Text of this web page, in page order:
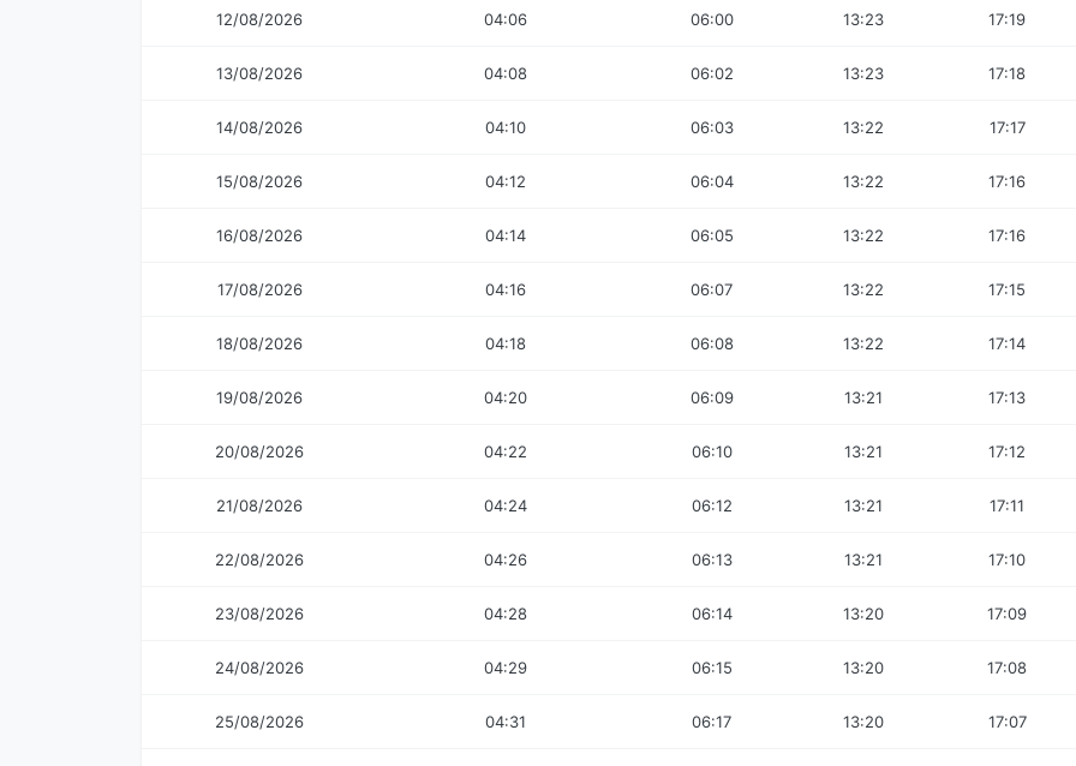
12/08/2026 04:06 06:00 13:23 17:19
13/08/2026 04:08 06:02 13:23 17:18
14/08/2026 04:10 06:03 13:22 17:17
15/08/2026 04:12 06:04 13:22 17:16
16/08/2026 04:14 06:05 13:22 17:16
17/08/2026 04:16 06:07 13:22 17:15
18/08/2026 04:18 06:08 13:22 17:14
19/08/2026 04:20 06:09 13:21 17:13
20/08/2026 04:22 06:10 13:21 17:12
21/08/2026 04:24 06:12 13:21 17:11
22/08/2026 04:26 06:13 13:21 17:10
23/08/2026 04:28 06:14 13:20 17:09
24/08/2026 04:29 06:15 13:20 17:08
25/08/2026 04:31 06:17 13:20 17:07